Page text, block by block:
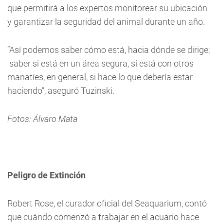
que permitirá a los expertos monitorear su ubicación
y garantizar la seguridad del animal durante un año.
“Así podemos saber cómo está, hacia dónde se dirige;
saber si está en un área segura, si está con otros
manatíes, en general, si hace lo que debería estar
haciendo”, aseguró Tuzinski.
Fotos: Álvaro Mata
Peligro de Extinción
Robert Rose, el curador oficial del Seaquarium, contó
que cuándo comenzó a trabajar en el acuario hace